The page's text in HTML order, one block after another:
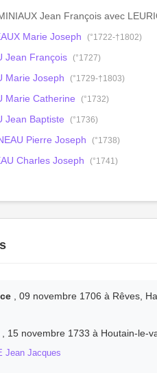
Jean François avec
Marie Joseph
(°1722-†1802)
Jean François (°1727)
Marie Joseph (°1729-†1803)
Marie Catherine (°1732)
Jean Baptiste (°1736)
Pierre Joseph (°1738)
Charles Joseph (°1741)
, 09 novembre 1706 à Rêves,
, 15 novembre 1733 à Houtain-le-
Jean Jacques